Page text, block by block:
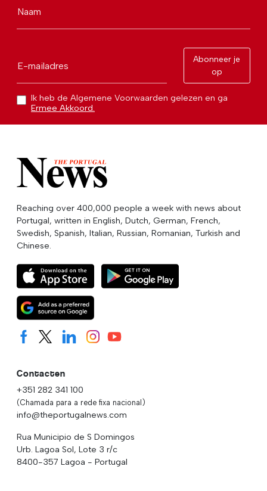
Naam
E-mailadres
Abonneer je
op
Ik heb de Algemene Voorwaarden gelezen en ga
Ermee Akkoord.
Reaching over 400,000 people a week with news about
Portugal, written in English, Dutch, German, French,
Swedish, Spanish, Italian, Russian, Romanian, Turkish and
Chinese.
Contacten
+351 282 341 100
(Chamada para a rede fixa nacional)
info@theportugalnews.com
Rua Municipio de S Domingos
Urb. Lagoa Sol, Lote 3 r/c
8400-357 Lagoa - Portugal